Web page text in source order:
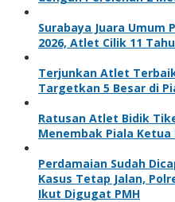
Surabaya Juara Umum
2026, Atlet Cilik 11
Terjunkan Atlet
Targetkan 5 Besar di
Ratusan Atlet Bidik
Menembak Piala Ketua
Perdamaian Sudah
Kasus Tetap Jalan,
Ikut Digugat PMH